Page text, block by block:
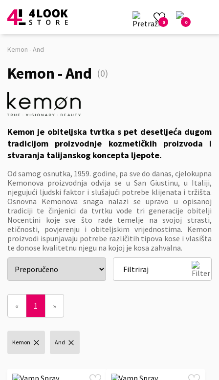
0 0
Kemon - And
Kemon - And (0)
Kemon je obiteljska tvrtka s pet desetljeća dugom
tradicijom proizvodnje kozmetičkih proizvoda i
stvaranja talijanskog koncepta ljepote.
Od samog osnutka, 1959. godine, pa sve do danas, cjelokupna
Kemonova proizvodnja odvija se u San Giustinu, u Italiji,
njegujući ljudski faktor i slušajući potrebe klijenata i tržišta.
Osnovna Kemonova snaga nalazi se upravo u opisanoj
tradiciji te činjenici da tvrtku vode tri generacije obitelji
Nocentini koje sve što rade temelje na svojoj strasti,
etičnosti, povjerenju i obiteljskim vrijednostima. Kemon
proizvodi ispunjavaju potrebe različitih tipova kose i vlasišta
te donose kvalitetnu njegu na kojoj je kosa zahvalna.
Filtriraj
« 1 »
Kemon And